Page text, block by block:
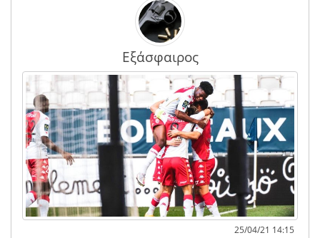
Εξάσφαιρος
25/04/21 14:15